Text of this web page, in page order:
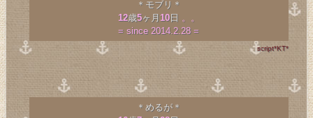
＊モブリ＊
12歳5ヶ月 10日 。。
= since 2014.2.28 =
script*KT*
＊めるが＊